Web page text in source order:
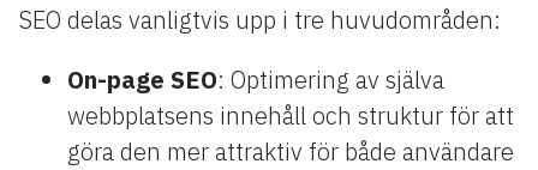
SEO delas vanligtvis upp i tre huvudområden:
On-page SEO: Optimering av själva
webbplatsens innehåll och struktur för att
göra den mer attraktiv för både användare